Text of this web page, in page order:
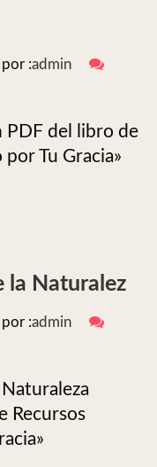
:admin
PDF del libro de
por Tu Gracia»
la Naturalez
:admin
Recursos